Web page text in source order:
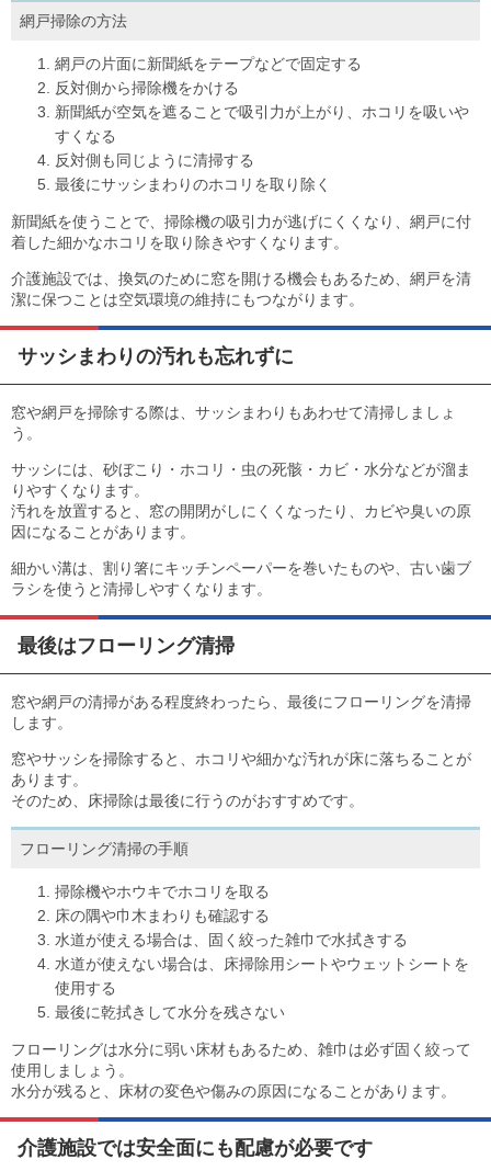
網戸掃除の方法
網戸の片面に新聞紙をテープなどで固定する
反対側から掃除機をかける
新聞紙が空気を遮ることで吸引力が上がり、ホコリを吸いや
すくなる
反対側も同じように清掃する
最後にサッシまわりのホコリを取り除く
新聞紙を使うことで、掃除機の吸引力が逃げにくくなり、網戸に付
着した細かなホコリを取り除きやすくなります。
介護施設では、換気のために窓を開ける機会もあるため、網戸を清
潔に保つことは空気環境の維持にもつながります。
サッシまわりの汚れも忘れずに
窓や網戸を掃除する際は、サッシまわりもあわせて清掃しましょ
う。
サッシには、砂ぼこり・ホコリ・虫の死骸・カビ・水分などが溜ま
りやすくなります。
汚れを放置すると、窓の開閉がしにくくなったり、カビや臭いの原
因になることがあります。
細かい溝は、割り箸にキッチンペーパーを巻いたものや、古い歯ブ
ラシを使うと清掃しやすくなります。
最後はフローリング清掃
窓や網戸の清掃がある程度終わったら、最後にフローリングを清掃
します。
窓やサッシを掃除すると、ホコリや細かな汚れが床に落ちることが
あります。
そのため、床掃除は最後に行うのがおすすめです。
フローリング清掃の手順
掃除機やホウキでホコリを取る
床の隅や巾木まわりも確認する
水道が使える場合は、固く絞った雑巾で水拭きする
水道が使えない場合は、床掃除用シートやウェットシートを
使用する
最後に乾拭きして水分を残さない
フローリングは水分に弱い床材もあるため、雑巾は必ず固く絞って
使用しましょう。
水分が残ると、床材の変色や傷みの原因になることがあります。
介護施設では安全面にも配慮が必要です